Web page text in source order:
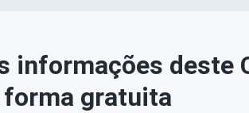
informações deste
forma gratuita